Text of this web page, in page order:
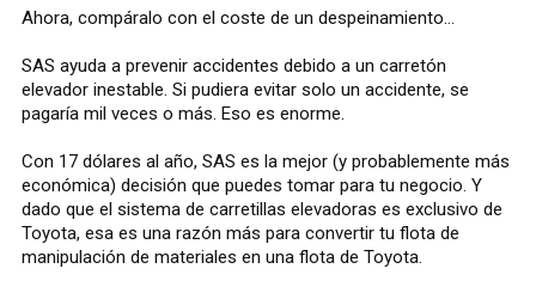
Ahora, compáralo con el coste de un despeinamiento...
SAS ayuda a prevenir accidentes debido a un carretón
elevador inestable. Si pudiera evitar solo un accidente, se
pagaría mil veces o más. Eso es enorme.
Con 17 dólares al año, SAS es la mejor (y probablemente más
económica) decisión que puedes tomar para tu negocio. Y
dado que el sistema de carretillas elevadoras es exclusivo de
Toyota, esa es una razón más para convertir tu flota de
manipulación de materiales en una flota de Toyota.